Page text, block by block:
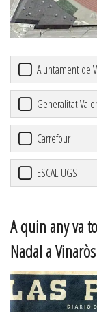
Ajuntament de
Generalitat
Carrefour
ESCAL-UGS
A quin any va
Nadal a